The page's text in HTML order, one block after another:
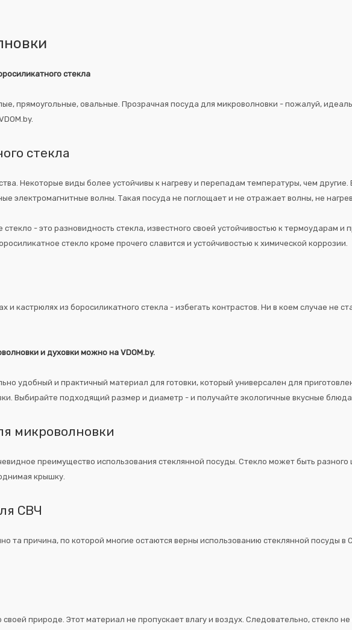
стекла
прямоугольные, овальные. Прозрачная посуда для микроволновки - пожалуй,
стекла
Некоторые виды более устойчивы к нагреву и перепадам температуры, чем
электромагнитные волны. Такая посуда не поглощает и не отражает волны, не
- это разновидность стекла, известного своей устойчивостью к термоударам
стекло кроме прочего славится и устойчивостью к химической коррозии.
и кастрюлях из боросиликатного стекла - избегать контрастов. Ни в коем случае не
и духовки можно на VDOM.by.
удобный и практичный материал для готовки, который универсален для
Выбирайте подходящий размер и диаметр - и получайте экологичные вкусные блюда.
микроволновки
преимущество использования стеклянной посуды. Стекло может быть
крышку.
СВЧ
та причина, по которой многие остаются верны использованию стеклянной посуды
природе. Этот материал не пропускает влагу и воздух. Следовательно, стекло